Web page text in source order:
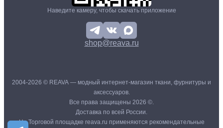
Наведите камеру, чтобы скачать приложение
shop@reava.ru
2004-2026 © REAVA — модный интернет-магазин ткани, фурнитуры и
аксессуаров.
Все права защищены 2026 ©.
Доставка по всей России.
На Торговой площадке reava.ru применяются рекомендательные